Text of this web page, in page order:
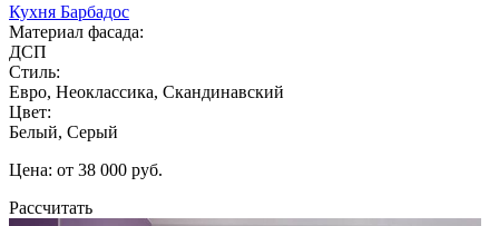
Кухня Барбадос
Материал фасада:
ДСП
Стиль:
Евро, Неоклассика, Скандинавский
Цвет:
Белый, Серый
Цена: от 38 000 руб.
Рассчитать